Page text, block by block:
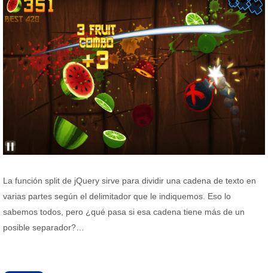
La función split de jQuery sirve para dividir una cadena de texto en
varias partes según el delimitador que le indiquemos. Eso lo
sabemos todos, pero ¿qué pasa si esa cadena tiene más de un
posible separador?…